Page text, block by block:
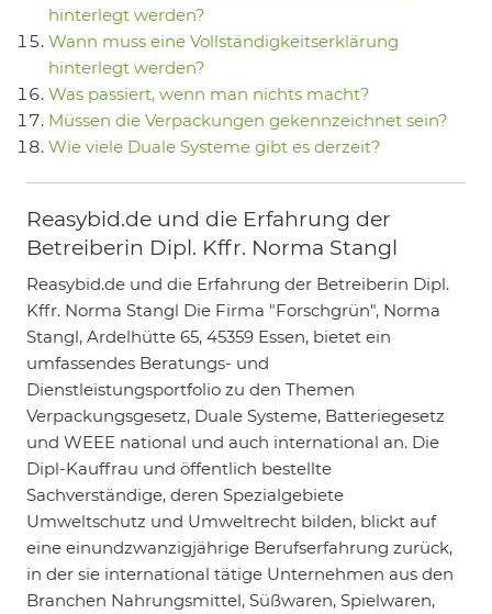
hinterlegt werden?
Wann muss eine Vollständigkeitserklärung
hinterlegt werden?
Was passiert, wenn man nichts macht?
Müssen die Verpackungen gekennzeichnet sein?
Wie viele Duale Systeme gibt es derzeit?
Reasybid.de und die Erfahrung der
Betreiberin Dipl. Kffr. Norma Stangl
Reasybid.de und die Erfahrung der Betreiberin Dipl.
Kffr. Norma Stangl Die Firma "Forschgrün", Norma
Stangl, Ardelhütte 65, 45359 Essen, bietet ein
umfassendes Beratungs- und
Dienstleistungsportfolio zu den Themen
Verpackungsgesetz, Duale Systeme, Batteriegesetz
und WEEE national und auch international an. Die
Dipl-Kauffrau und öffentlich bestellte
Sachverständige, deren Spezialgebiete
Umweltschutz und Umweltrecht bilden, blickt auf
eine einundzwanzigjährige Berufserfahrung zurück,
in der sie international tätige Unternehmen aus den
Branchen Nahrungsmittel, Süßwaren, Spielwaren,